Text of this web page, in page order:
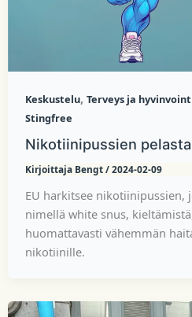
Keskustelu, Terveys ja
Stingfree
Nikotiinipussien
Kirjoittaja Bengt/2024-02-09
EU harkitsee nikotiinipussien,
nimellä white snus,
huomattavasti vähemmän
nikotiinille.